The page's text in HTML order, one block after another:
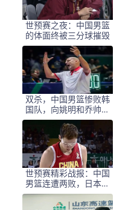
世预赛之夜：中国男篮
的体面终被三分球摧毁
双杀，中国男篮惨败韩
国队，向姚明和乔帅道
歉，郭士强下课吧
世预赛精彩战报：中国
男篮连遭两败，日本与
韩国强势连胜，最新积
分榜揭晓